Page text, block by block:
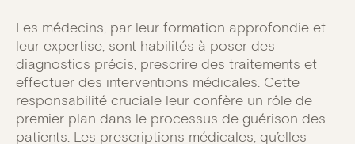
Les médecins, par leur formation approfondie et
leur expertise, sont habilités à poser des
diagnostics précis, prescrire des traitements et
effectuer des interventions médicales. Cette
responsabilité cruciale leur confère un rôle de
premier plan dans le processus de guérison des
patients. Les prescriptions médicales, qu’elles